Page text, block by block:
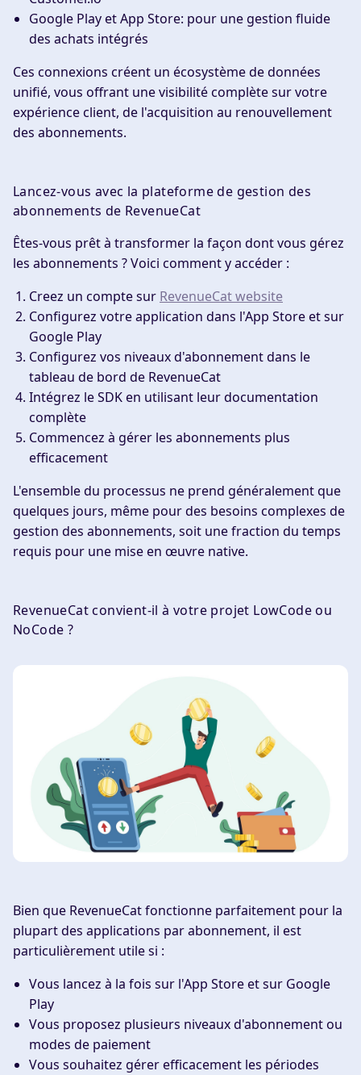
Google Play et App Store: pour une gestion fluide
des achats intégrés
Ces connexions créent un écosystème de données
unifié, vous offrant une visibilité complète sur votre
expérience client, de l'acquisition au renouvellement
des abonnements.
Lancez-vous avec la plateforme de gestion des
abonnements de RevenueCat
Êtes-vous prêt à transformer la façon dont vous gérez
les abonnements ? Voici comment y accéder :
Creez un comptesur RevenueCat website
Configurez votre application dans l'App Store et sur
Google Play
Configurez vos niveaux d'abonnementdans le
tableau de bord de RevenueCat
Intégrez le SDKen utilisant leur documentation
complète
Commencez à gérer les abonnements plus
efficacement
L'ensemble du processus ne prend généralement que
quelques jours, même pour des besoins complexes de
gestion des abonnements, soit une fraction du temps
requis pour une mise en œuvre native.
RevenueCat convient-il à votre projet LowCode ou
NoCode ?
Bien que RevenueCat fonctionne parfaitement pour la
plupart des applications par abonnement, il est
particulièrement utile si :
Vous lancez à la fois sur l'App Store et sur Google
Play
Vous proposez plusieurs niveaux d'abonnement ou
modes de paiement
Vous souhaitez gérer efficacement les périodes